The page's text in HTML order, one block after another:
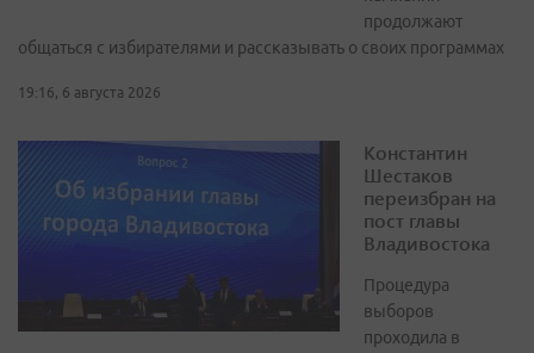
продолжают
общаться с избирателями и рассказывать о своих программах
19:16, 6 августа 2026
Константин
Шестаков
переизбран на
пост главы
Владивостока
Процедура
выборов
проходила в